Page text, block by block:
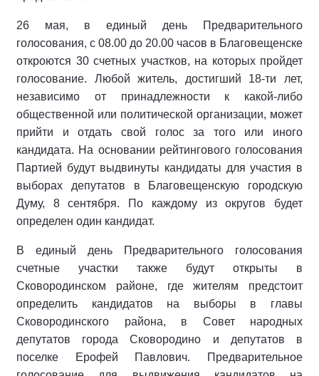
26 мая, в единый день Предварительного
голосования, с 08.00 до 20.00 часов в Благовещенске
откроются 30 счетных участков, на которых пройдет
голосование. Любой житель, достигший 18-ти лет,
независимо от принадлежности к какой-либо
общественной или политической организации, может
прийти и отдать свой голос за того или иного
кандидата. На основании рейтингового голосования
Партией будут выдвинуты кандидаты для участия в
выборах депутатов в Благовещенскую городскую
Думу, 8 сентября. По каждому из округов будет
определен один кандидат.
В единый день Предварительного голосования
счетные участки также будут открыты в
Сковородинском районе, где жителям предстоит
определить кандидатов на выборы в главы
Сковородинского района, в Совет народных
депутатов города Сковородино и депутатов в
поселке Ерофей Павлович. Предварительное